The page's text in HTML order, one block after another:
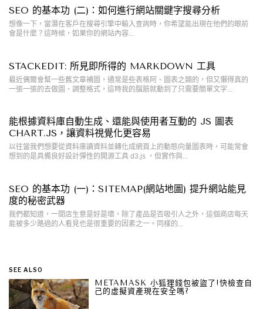
SEO 的基本功 (二)：如何進行網站關鍵字搜尋分析
想像一下，當潛在客戶在搜尋引擎中輸入查詢時，你希望能出現在他們的眼前
會是什麼？這時候，如果你的網站內容...
STACKEDIT: 所見即所得的 MARKDOWN 工具
最近偶爾會幫一些舊文章補圖，通常是些表格阿、圖表之類的，但又懶得真的
一張一張的去做圖、調整格式，這時我的腦筋就動到了只需要簡單文字...
能根據資料庫自動生成、還能與使用者互動的 JS 圖表
CHART.JS，讓資料視覺化更容易
以往當我們想要從資料庫讀資料並轉化成網頁上的動態向量圖表時，可能常會
想到的是具備良好設計彈性的開源工具 d3.js ，但實作與...
SEO 的基本功 (一)：SITEMAP(網站地圖) 提升網站能見
度的秘密武器
我們都知道，一間店生意是好是壞，除了產品是否吸引人之外，這個商店每天
能被多少路過的人看見也是很重要的因素之一。同樣的...
SEE ALSO
METAMASK 小狐狸錢包被盜了!快檢查自
己的虛擬資產現在安全嗎?